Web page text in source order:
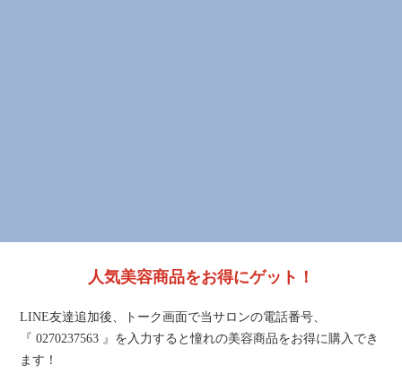
人気美容商品をお得にゲット！
LINE友達追加後、トーク画面で当サロンの電話番号、
『 0270237563 』を入力すると憧れの美容商品をお得に購入でき
ます！